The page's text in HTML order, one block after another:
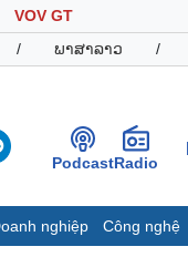
VOV GT
/ ພາສາລາວ /
PodcastRadio
nghiệp Công nghệ